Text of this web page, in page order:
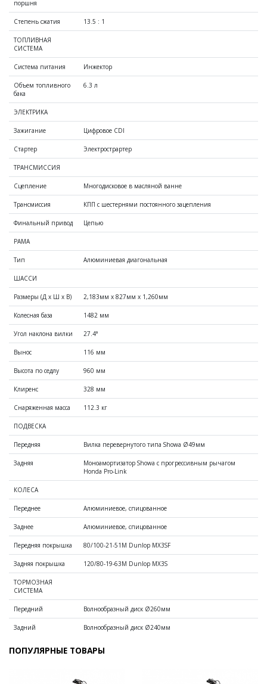
Нейкеды
Эндуро
от 571 900 ₽
Кроссовые
от 749 900 ₽
Насосы
Снегоуборочная техника
Культиваторы
поршня
Степень сжатия 13.5 : 1
ТОПЛИВНАЯ
СИСТЕМА
Система питания Инжектор
Объем топливного
бака
6.3 л
ЭЛЕКТРИКА
Зажигание Цифровое CDI
Стартер Электрострартер
ТРАНСМИССИЯ
Сцепление Многодисковое в масляной ванне
Трансмиссия КПП с шестернями постоянного зацепления
Финальный привод Цепью
РАМА
Тип Алюминиевая диагональная
ШАССИ
Размеры (Д x Ш x В) 2,183мм x 827мм x 1,260мм
Колесная база 1482 мм
Угол наклона вилки 27.4°
Вынос 116 мм
Высота по седлу 960 мм
Клиренс 328 мм
Снаряженная масса 112.3 кг
ПОДВЕСКА
Передняя Вилка перевернутого типа Showa Ø49мм
Задняя
Моноамортизатор Showa с прогрессивным рычагом
Honda Pro-Link
КОЛЕСА
Переднее Алюминиевое, спицованное
Заднее Алюминиевое, спицованное
Передняя покрышка 80/100-21-51M Dunlop MX3SF
Задняя покрышка 120/80-19-63M Dunlop MX3S
ТОРМОЗНАЯ
СИСТЕМА
Передний Волнообразный диск Ø260мм
Задний Волнообразный диск Ø240мм
ПОПУЛЯРНЫЕ ТОВАРЫ